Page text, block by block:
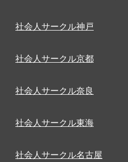
社会人サークル神戸
社会人サークル京都
社会人サークル奈良
社会人サークル東海
社会人サークル名古屋